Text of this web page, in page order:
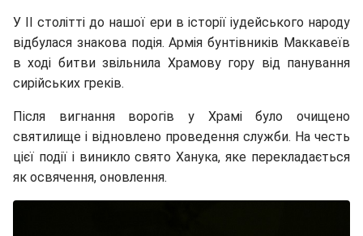
У II столітті до нашої ери в історії іудейського народу
відбулася знакова подія. Армія бунтівників Маккавеїв
в ході битви звільнила Храмову гору від панування
сирійських греків.
Після вигнання ворогів у Храмі було очищено
святилище і відновлено проведення служби. На честь
цієї події і виникло свято Ханука, яке перекладається
як освячення, оновлення.